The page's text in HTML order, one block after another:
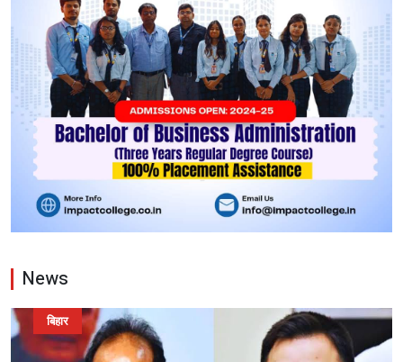
News
बिहार